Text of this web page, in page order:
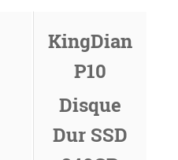
KingDian
P10
Disque
Dur SSD